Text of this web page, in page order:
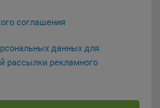
Адрес: г. Москва, ул.
соглашения
данных для
рассылки рекламного